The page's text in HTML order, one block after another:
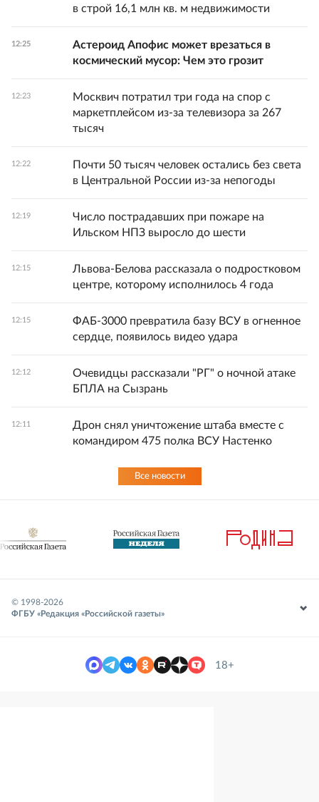
в строй 16,1 млн кв. м недвижимости
12:25
Астероид Апофис может врезаться в
космический мусор: Чем это грозит
12:23
Москвич потратил три года на спор с
маркетплейсом из-за телевизора за 267
тысяч
12:22
Почти 50 тысяч человек остались без света
в Центральной России из-за непогоды
12:19
Число пострадавших при пожаре на
Ильском НПЗ выросло до шести
12:15
Львова-Белова рассказала о подростковом
центре, которому исполнилось 4 года
12:15
ФАБ-3000 превратила базу ВСУ в огненное
сердце, появилось видео удара
12:12
Очевидцы рассказали "РГ" о ночной атаке
БПЛА на Сызрань
12:11
Дрон снял уничтожение штаба вместе с
командиром 475 полка ВСУ Настенко
Все новости
© 1998-2026
ФГБУ «Редакция «Российской газеты»
18+